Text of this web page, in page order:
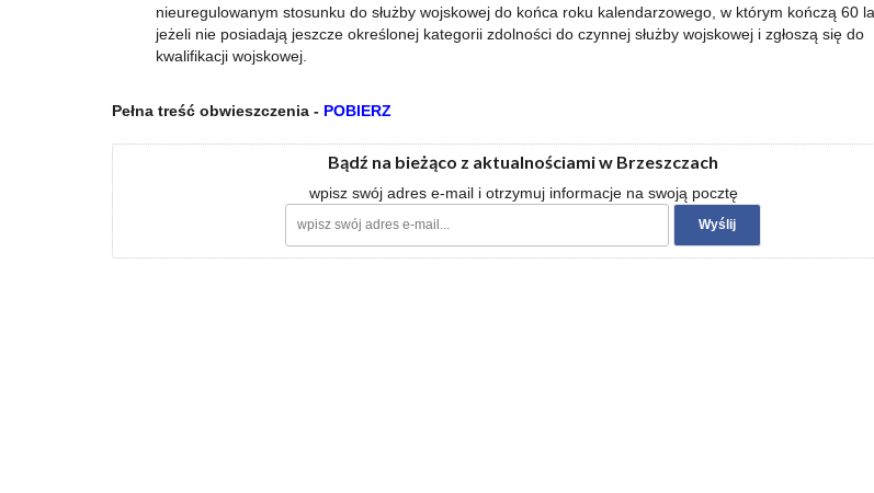
nieuregulowanym stosunku do służby wojskowej do końca roku kalendarzowego, w którym kończą 60
jeżeli nie posiadają jeszcze określonej kategorii zdolności do czynnej służby wojskowej i zgłoszą się do
kwalifikacji wojskowej.
Pełna treść obwieszczenia - POBIERZ
Bądź na bieżąco z aktualnościami w Brzeszczach
wpisz swój adres e-mail i otrzymuj informacje na swoją pocztę